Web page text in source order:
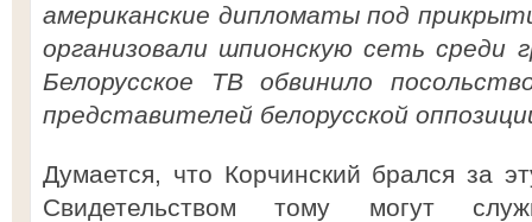
американские дипломаты под
организовали шпионскую сеть среди
Белорусское ТВ обвинило
представителей белорусской
Думается, что Корчинский брался за
Свидетельством тому могут